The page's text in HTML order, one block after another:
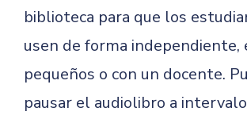
biblioteca para que los
usen de forma independiente,
pequeños o con un docente.
pausar el audiolibro a